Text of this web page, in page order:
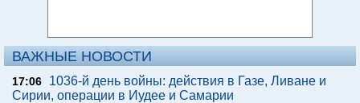
ВАЖНЫЕ НОВОСТИ
17:06
1036-й день войны: действия в Газе, Ливане и
Сирии, операции в Иудее и Самарии